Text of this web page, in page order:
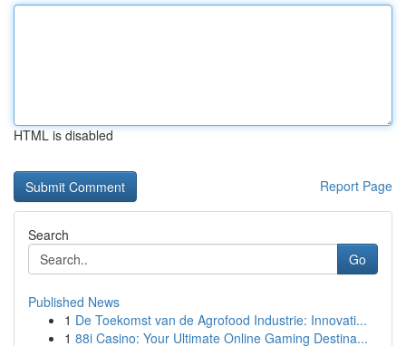
HTML is disabled
Report Page
Search
Go
Published News
1 De Toekomst van de Agrofood Industrie: Innovati...
1 88i Casino: Your Ultimate Online Gaming Destina...